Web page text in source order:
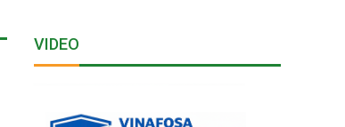
VIDEO